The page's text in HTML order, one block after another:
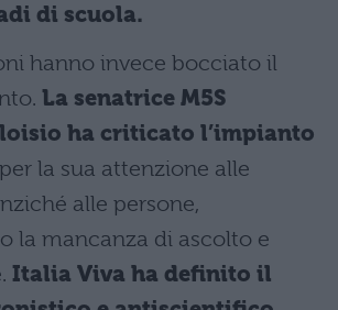
di scuola.
hanno invece bocciato il
La senatrice M5S
ha criticato l’impianto
per la sua attenzione alle
alle persone,
la mancanza di ascolto e
Italia Viva ha definito il